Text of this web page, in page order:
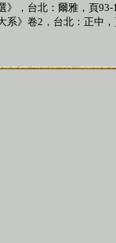
》，台北：爾雅，頁93-
系》卷2 ，台北：正中